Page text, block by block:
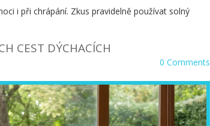
i při chrápání. Zkus pravidelně používat solný
CEST DÝCHACÍCH
0 Comments